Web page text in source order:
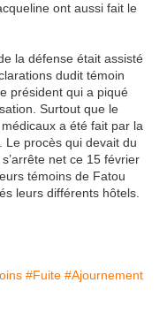
ont aussi fait le
la défense était assisté
dudit témoin
président qui a piqué
Surtout que le
a été fait par la
Le procès qui devait du
net ce 15 février
témoins de Fatou
leurs différents hôtels.
#Fuite #Ajournement